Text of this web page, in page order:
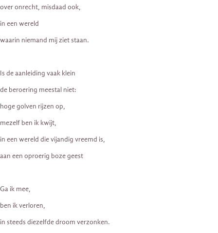
over onrecht, misdaad ook,
in een wereld
waarin niemand mij ziet staan.
Is de aanleiding vaak klein
de beroering meestal niet:
hoge golven rijzen op,
mezelf ben ik kwijt,
in een wereld die vijandig vreemd is,
aan een oproerig boze geest
Ga ik mee,
ben ik verloren,
in steeds diezelfde droom verzonken.